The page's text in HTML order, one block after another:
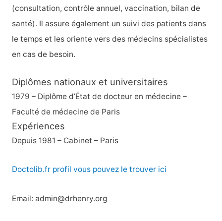
r
:
(consultation, contrôle annuel, vaccination, bilan de
santé). Il assure également un suivi des patients dans
le temps et les oriente vers des médecins spécialistes
en cas de besoin.
Diplômes nationaux et universitaires
1979 – Diplôme d’État de docteur en médecine –
Faculté de médecine de Paris
Expériences
Depuis 1981 – Cabinet – Paris
Doctolib.fr profil vous pouvez le trouver ici
Email: admin@drhenry.org